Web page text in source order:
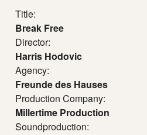
Title:
Break Free
Director:
Harris Hodovic
Agency:
Freunde des Hauses
Production Company:
Millertime Production
Soundproduction: